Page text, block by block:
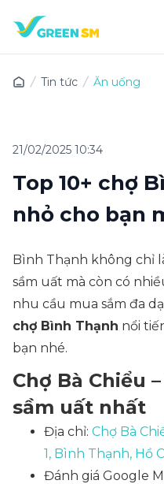
Tin tức Ăn uống
21/02/2025 10:34
Top 10+ chợ
nhỏ cho bạn
Bình Thạnh không chỉ
sầm uất mà còn có
nhu cầu mua sắm đa
chợ Bình Thạnh nổi
bạn nhé.
Chợ Bà Chiểu
sầm uất nhất
Địa chỉ: Chợ Bà
1, Bình Thạnh, Hồ
Đánh giá Google